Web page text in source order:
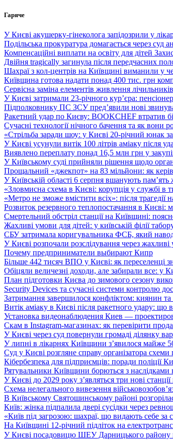
Перейти
вмісту
Гаряче
У Києві акушерку-гінеколога запідозрили у
Подільська прокуратура домагається через суд
Компенсаційні виплати на освіту для дітей
Двійня tragically загинула після передчасних
Шахраї з кол-центрів на Київщині виманили у
Київщина готова надати понад 400 тис. грн
Сервісна заміна елементів живлення
У Києві затримали 23-річного кур’єра:
Підполковнику ПС ЗСУ пред’явили нові
Ракетний удар по Києву: BOOKCHEF втратив
Сучасні технології нічного бачення та як вони
«Стрільба заради шоу: у Києві 20-річний юнак
У Києві усунули витік 100 літрів аміаку після
Виявлено переплату понад 16,5 млн грн у
У Київському суді прийняли рішення щодо
Прощальний «джекпот» на 83 мільйони: як
У Київській області 6 серпня вшанують пам’ять
«Зловмисна схема в Києві: корупція у службі в
«Метро не зможе вмістити всіх»: після трагедії
Розвиток резервного теплопостачання в
Смертельний обстріл станції на Київщині:
Жахливі умови для дітей: у київській філії
СБУ затримала коригувальника ФСБ, який
У Києві розпочали розслідування через
Почему предприниматели выбирают Кипр
Більше 442 тисяч ВПО у Києві: як переселенці
Обіцяли величезні доходи, але забирали все:
План підготовки Києва до зимового сезону
Security Devices та сучасні системи контролю
Затримання завершилося конфліктом: киянин
Витік аміаку в Києві після ракетного удару: що
Установка видеонаблюдения Киев —
Скам в Instagram-магазинах: як перевірити
У Києві через суд повернули громаді ділянку
У липні в лікарнях Київщини з’явилося майже
Суд у Києві розгляне справу організатора
Кібербезпека для підприємців: поради поліції
Рятувальники Київщини борються з
У Києві до 2029 року з’являться три нові
Схема нелегального вивезення
В Київському Святошинському районі
Київ: жінка підпалила двері сусідки через
«Київ під загрозою: шахраї, що видають себе за
На Київщині 12-річний підліток на
У Києві посадовицю ШЕУ Дарницького району